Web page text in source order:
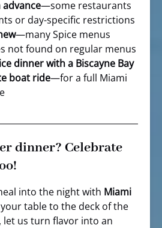
advance—some restaurants
or day-specific restrictions
—many Spice menus
not found on regular menus
dinner with a Biscayne Bay
boat ride—for a full Miami
dinner? Celebrate
into the night with Miami
table to the deck of the
, let us turn flavor into an